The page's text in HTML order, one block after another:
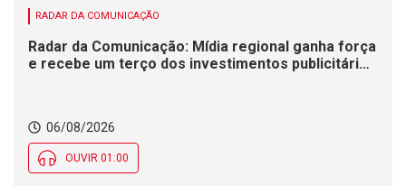
RADAR DA COMUNICAÇÃO
Radar da Comunicação: Mídia regional ganha força
e recebe um terço dos investimentos publicitários
06/08/2026
OUVIR 01:00